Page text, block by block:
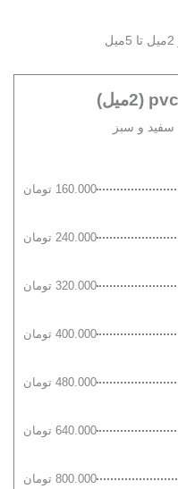
160.000 تومان
240.000 تومان
320.000 تومان
400.000 تومان
480.000 تومان
640.000 تومان
800.000 تومان